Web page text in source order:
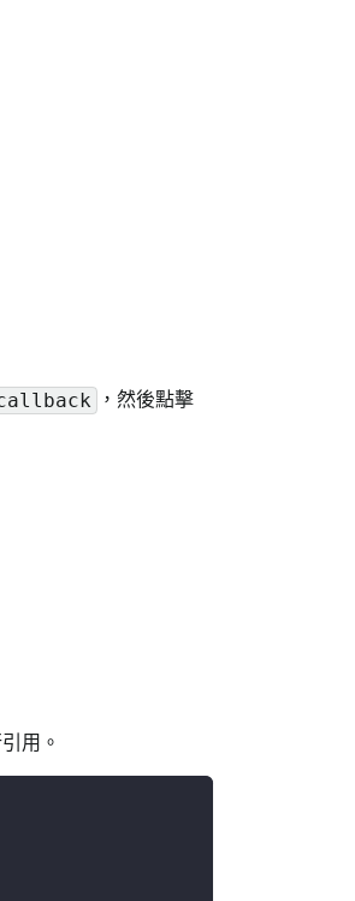
，然後點擊
用。